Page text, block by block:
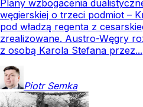
Plany wzbogacenia
węgierskiej o trzeci podmiot –
pod władzą regenta z
zrealizowane. Austro-Węgry
z osobą Karola Stefana przez...
Piotr Semka